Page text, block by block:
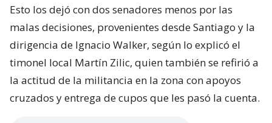
Esto los dejó con dos senadores menos por las
malas decisiones, provenientes desde Santiago y la
dirigencia de Ignacio Walker, según lo explicó el
timonel local Martín Zilic, quien también se refirió a
la actitud de la militancia en la zona con apoyos
cruzados y entrega de cupos que les pasó la cuenta.